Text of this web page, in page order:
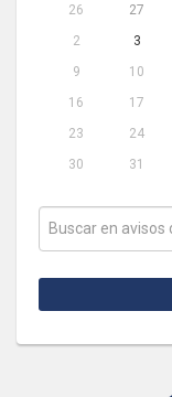
26 27
2
3
9
10
16
17
23
24
30
31